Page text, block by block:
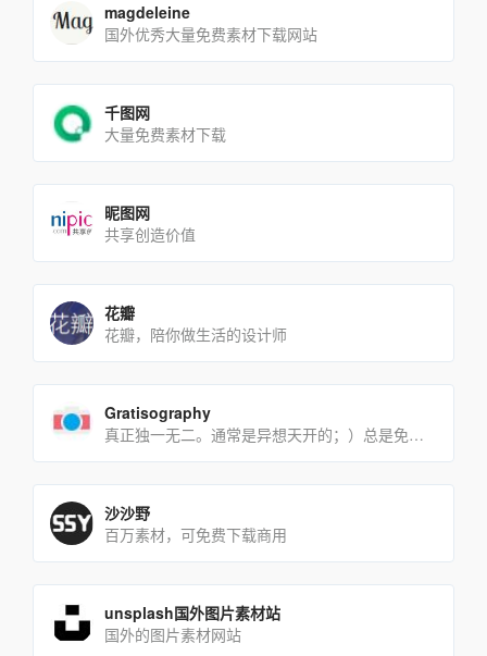
magdeleine
国外优秀大量免费素材下载网站
千图网
大量免费素材下载
昵图网
共享创造价值
花瓣
花瓣，陪你做生活的设计师
Gratisography
真正独一无二。通常是异想天开的；）总是免费的。
沙沙野
百万素材，可免费下载商用
unsplash国外图片素材站
国外的图片素材网站